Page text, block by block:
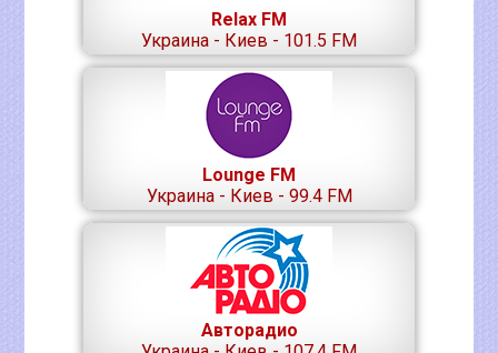
Relax FM
Украина - Киев - 101.5 FM
Lounge FM
Украина - Киев - 99.4 FM
Авторадио